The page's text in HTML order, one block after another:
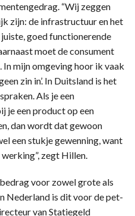
“Wij zeggen
zijn: de infrastructuur en het
goed functionerende
moet de consument
mijn omgeving hoor ik vaak
zin in’. In Duitsland is het
Als je een
je een product op een
dan wordt dat gewoon
een stukje gewenning, want
zegt Hillen.
voor zowel grote als
Nederland is dit voor de pet-
van Statiegeld